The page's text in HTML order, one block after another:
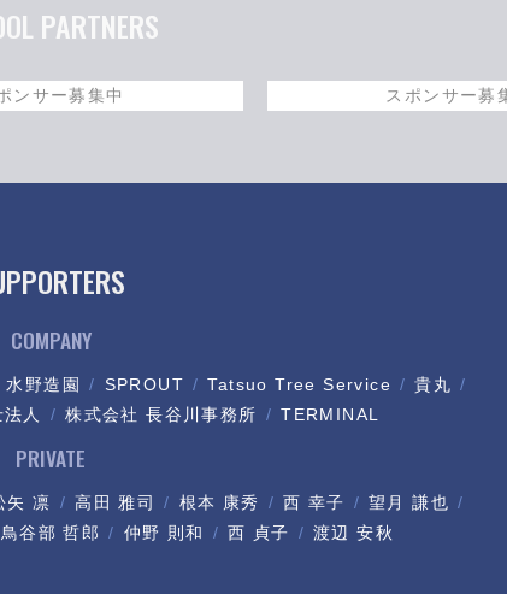
PARTNERS
ンサー募集中 スポンサー募
COMPANY
水野造園 SPROUT Tatsuo Tree Service
貴丸
人 株式会社 長谷川事務所 TERMINAL
PRIVATE
矢 凛 高田 雅司 根本 康秀 西 幸子
望月 謙也
鳥谷部 哲郎 仲野 則和 西 貞子 渡辺 安秋